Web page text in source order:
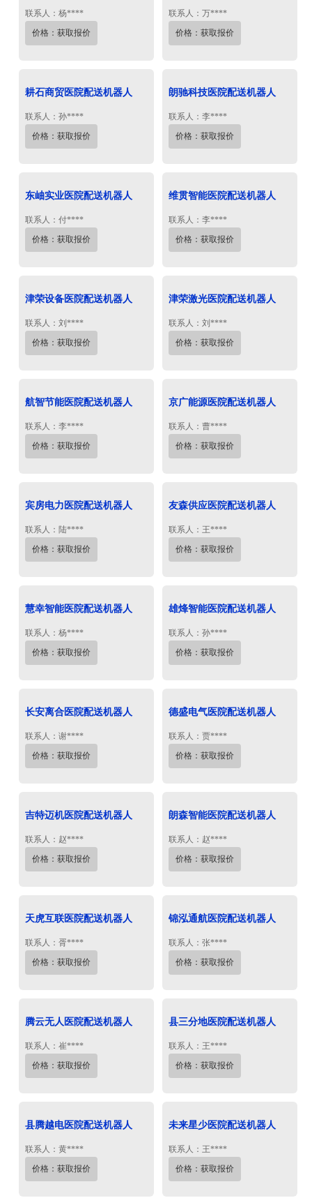
联系人：杨****
价格：获取报价
联系人：万****
价格：获取报价
耕石商贸医院配送机器人
联系人：孙****
价格：获取报价
朗驰科技医院配送机器人
联系人：李****
价格：获取报价
东岫实业医院配送机器人
联系人：付****
价格：获取报价
维贯智能医院配送机器人
联系人：李****
价格：获取报价
津荣设备医院配送机器人
联系人：刘****
价格：获取报价
津荣激光医院配送机器人
联系人：刘****
价格：获取报价
航智节能医院配送机器人
联系人：李****
价格：获取报价
京广能源医院配送机器人
联系人：曹****
价格：获取报价
宾房电力医院配送机器人
联系人：陆****
价格：获取报价
友森供应医院配送机器人
联系人：王****
价格：获取报价
慧幸智能医院配送机器人
联系人：杨****
价格：获取报价
雄烽智能医院配送机器人
联系人：孙****
价格：获取报价
长安离合医院配送机器人
联系人：谢****
价格：获取报价
德盛电气医院配送机器人
联系人：贾****
价格：获取报价
吉特迈机医院配送机器人
联系人：赵****
价格：获取报价
朗森智能医院配送机器人
联系人：赵****
价格：获取报价
天虎互联医院配送机器人
联系人：胥****
价格：获取报价
锦泓通航医院配送机器人
联系人：张****
价格：获取报价
腾云无人医院配送机器人
联系人：崔****
价格：获取报价
县三分地医院配送机器人
联系人：王****
价格：获取报价
县腾越电医院配送机器人
联系人：黄****
价格：获取报价
未来星少医院配送机器人
联系人：王****
价格：获取报价